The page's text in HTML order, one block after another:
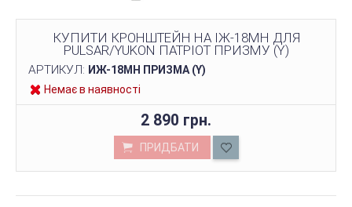
КУПИТИ КРОНШТЕЙН НА ІЖ-18МН ДЛЯ
PULSAR/YUKON ПАТРІОТ ПРИЗМУ (Y)
АРТИКУЛ: ИЖ-18МН ПРИЗМА (Y)
Немає в наявності
2 890 грн.
ПРИДБАТИ